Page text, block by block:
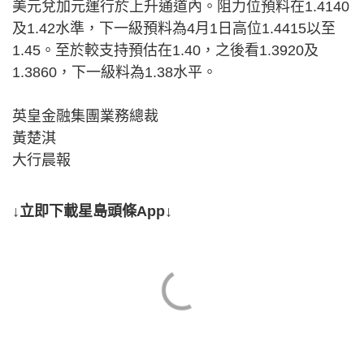
美元兌加元運行於上升通道內。阻力位預料在1.4140
及1.42水準，下一級預料為4月1日高位1.4415以至
1.45。至於較支持預估在1.40，之後看1.3920及
1.3860，下一級料為1.38水平。
英皇金融集團業務總裁
黃楚淇
大行晨報
↓立即下載星島頭條App↓